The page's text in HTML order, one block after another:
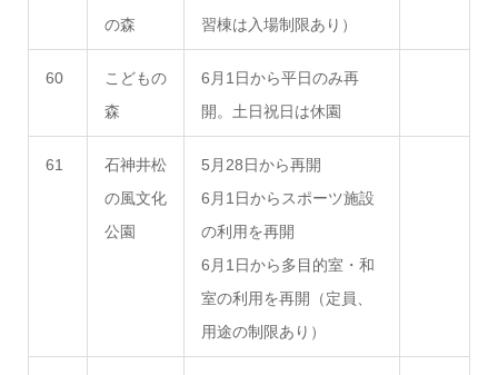
の森
習棟は入場制限あり）
60
こどもの
森
6月1日から平日のみ再
開。土日祝日は休園
61
石神井松
の風文化
公園
5月28日から再開
6月1日からスポーツ施設
の利用を再開
6月1日から多目的室・和
室の利用を再開（定員、
用途の制限あり）